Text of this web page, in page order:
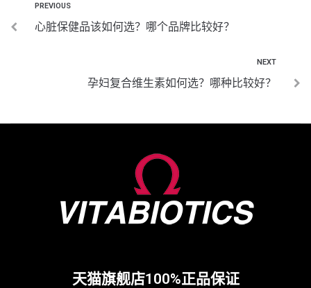
PREVIOUS
心脏保健品该如何选？哪个品牌比较好？
NEXT
孕妇复合维生素如何选？哪种比较好？
天猫旗舰店100%正品保证